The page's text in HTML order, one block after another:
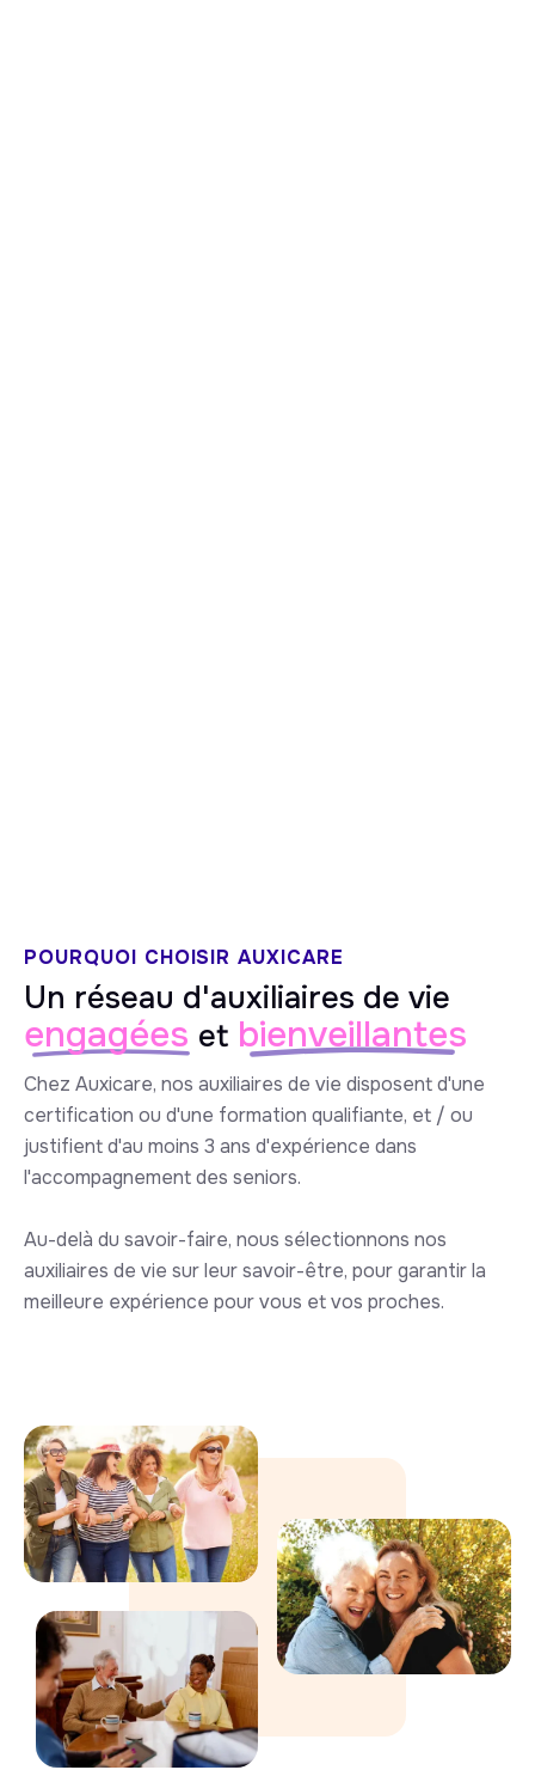
POURQUOI CHOISIR AUXICARE
Un réseau d'auxiliaires de vie
engagées et bienveillantes
Chez Auxicare, nos auxiliaires de vie disposent d'une
certification ou d'une formation qualifiante, et / ou
justifient d'au moins 3 ans d'expérience dans
l'accompagnement des seniors.
Au-delà du savoir-faire, nous sélectionnons nos
auxiliaires de vie sur leur savoir-être, pour garantir la
meilleure expérience pour vous et vos proches.